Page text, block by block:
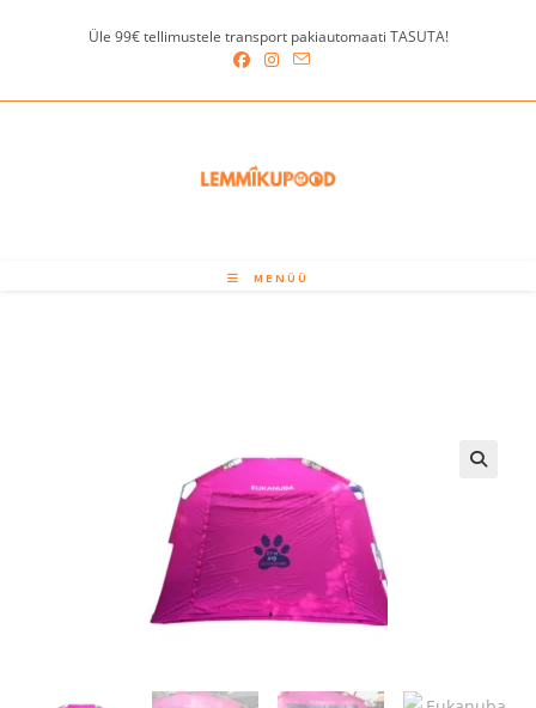
Üle 99€ tellimustele transport pakiautomaati TASUTA!
MENÜÜ